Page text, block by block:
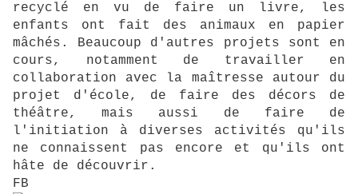
recyclé en vu de faire un livre, les
enfants ont fait des animaux en papier
mâchés. Beaucoup d'autres projets sont en
cours, notamment de travailler en
collaboration avec la maîtresse autour du
projet d'école, de faire des décors de
théâtre, mais aussi de faire de
l'initiation à diverses activités qu'ils
ne connaissent pas encore et qu'ils ont
hâte de découvrir.
FB